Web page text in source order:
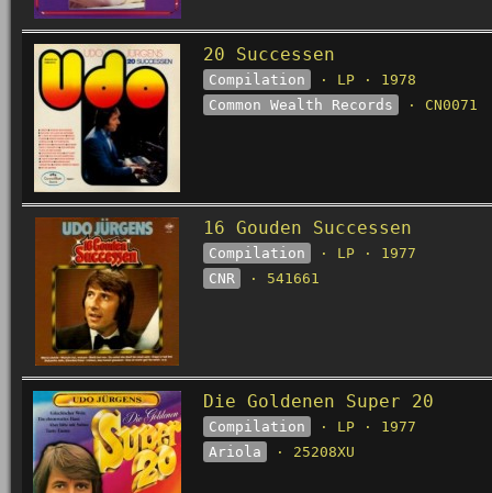
20 Successen
Compilation
· LP · 1978
Common Wealth Records
· CN0071
16 Gouden Successen
Compilation
· LP · 1977
CNR
· 541661
Die Goldenen Super 20
Compilation
· LP · 1977
Ariola
· 25208XU